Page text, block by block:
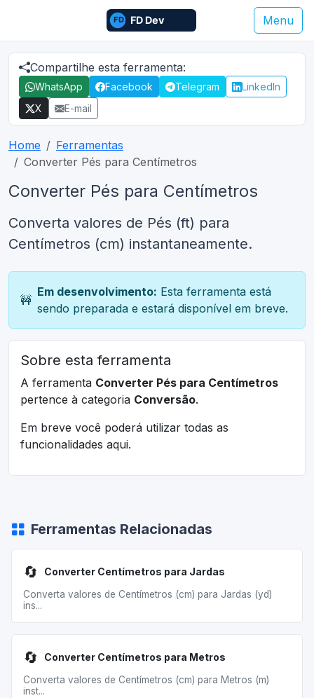
Menu
Compartilhe esta ferramenta:
WhatsApp Facebook Telegram
LinkedIn
X
E-mail
Home
Ferramentas
Converter Pés para Centímetros
Converter Pés para Centímetros
Converta valores de Pés (ft) para
Centímetros (cm) instantaneamente.
🚧
Em desenvolvimento: Esta ferramenta está
sendo preparada e estará disponível em breve.
Sobre esta ferramenta
A ferramenta Converter Pés para Centímetros
pertence à categoria Conversão.
Em breve você poderá utilizar todas as
funcionalidades aqui.
Ferramentas Relacionadas
🔄 Converter Centímetros para Jardas
Converta valores de Centímetros (cm) para Jardas (yd)
ins...
🔄 Converter Centímetros para Metros
Converta valores de Centímetros (cm) para Metros (m)
inst...